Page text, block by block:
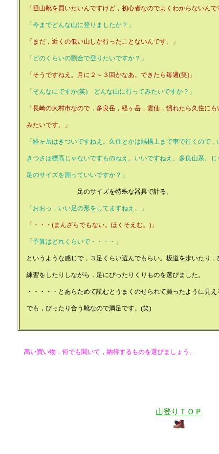
「登山靴を買いたいんですけど，初心者なのでよくわからないん
「今までどんな山に登りましたか？」
「まだ，近くの低い山しか行ったことないんです。」
「どのくらいの割合で登りたいですか？」
「そうですねえ。月に２～３回かなあ。できたら毎週(笑)」
「そんなにですか(笑) どんな山に行ってみたいですか？」
「長崎の大村市なので，多良岳，経ヶ岳，雲仙，慣れたら久住にも
みたいです。」
「経ヶ岳はきついですねえ。久住とかは結構上まで車で行くので，
きつさは標高じゃないですものねえ。いいですねえ。多良山系。じ
足のサイズを測っていいですか？」
足のサイズを特殊な器具で計る。
「おおっ，いい足の形をしてますねえ。」
「・・・(まんざらでもない。ほくそえむ。)」
「予算はどれくらいで・・・・」
というような感じで，３足くらい選んでもらい。坂道を歩いたり，
練習をしたりしながら，足にぴったりくりものを選びました。
・・・・・とあらためて読むとうまくのせられて買ったように見え
でも，ぴったり合う靴なので満足です。(笑)
高い買い物，何でも聞いて，納得するものを選びましょう。
山登りＴＯＰ